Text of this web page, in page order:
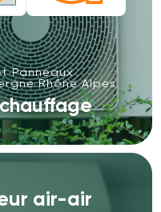
Panneaux
Rhône Alpes
air-air